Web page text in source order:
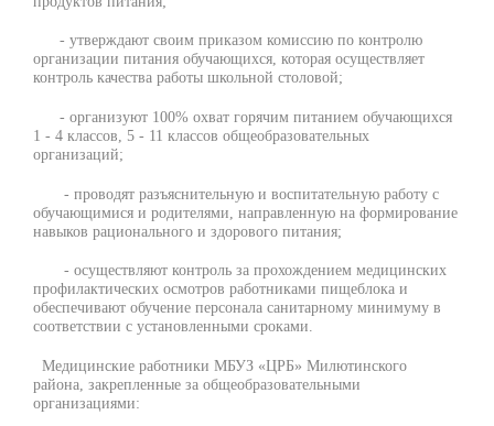
- утверждают своим приказом комиссию по контролю
организации питания обучающихся, которая осуществляет
контроль качества работы школьной столовой;
- организуют 100% охват горячим питанием обучающихся
1 - 4 классов, 5 - 11 классов общеобразовательных
организаций;
- проводят разъяснительную и воспитательную работу с
обучающимися и родителями, направленную на формирование
навыков рационального и здорового питания;
- осуществляют контроль за прохождением медицинских
профилактических осмотров работниками пищеблока и
обеспечивают обучение персонала санитарному минимуму в
соответствии с установленными сроками.
Медицинские работники МБУЗ «ЦРБ» Милютинского
района, закрепленные за общеобразовательными
организациями: